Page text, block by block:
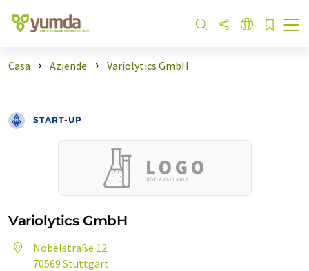
Casa Aziende Variolytics GmbH
START-UP
Variolytics GmbH
Nobelstraße 12
70569 Stuttgart